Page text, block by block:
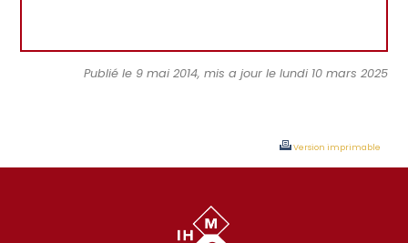
Publié le 9 mai 2014, mis a jour le lundi 10 mars 2025
Version imprimable